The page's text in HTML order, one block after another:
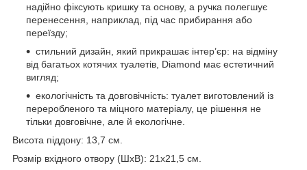
надійно фіксують кришку та основу, а ручка полегшує
перенесення, наприклад, під час прибирання або
переїзду;
стильний дизайн, який прикрашає інтер’єр: на відміну
від багатьох котячих туалетів, Diamond має естетичний
вигляд;
екологічність та довговічність: туалет виготовлений із
переробленого та міцного матеріалу, це рішення не
тільки довговічне, але й екологічне.
Висота піддону: 13,7 см.
Розмір вхідного отвору (ШхВ): 21х21,5 см.